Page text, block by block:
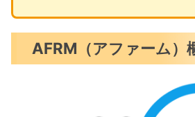
AFRM（アファーム）